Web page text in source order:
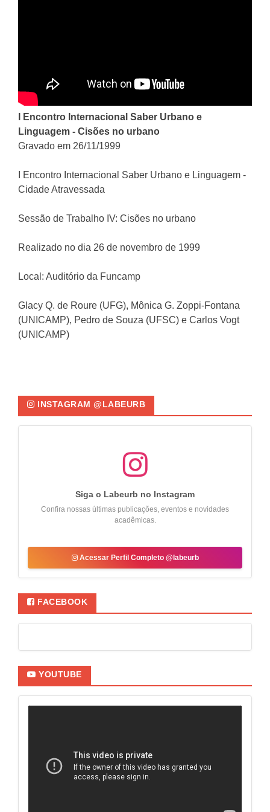
I Encontro Internacional Saber Urbano e
Linguagem - Cisões no urbano
Gravado em 26/11/1999
I Encontro Internacional Saber Urbano e Linguagem -
Cidade Atravessada
Sessão de Trabalho IV: Cisões no urbano
Realizado no dia 26 de novembro de 1999
Local: Auditório da Funcamp
Glacy Q. de Roure (UFG), Mônica G. Zoppi-Fontana
(UNICAMP), Pedro de Souza (UFSC) e Carlos Vogt
(UNICAMP)
INSTAGRAM @LABEURB
Siga o Labeurb no Instagram
Confira nossas últimas publicações, eventos e novidades
acadêmicas.
Acessar Perfil Completo @labeurb
FACEBOOK
YOUTUBE